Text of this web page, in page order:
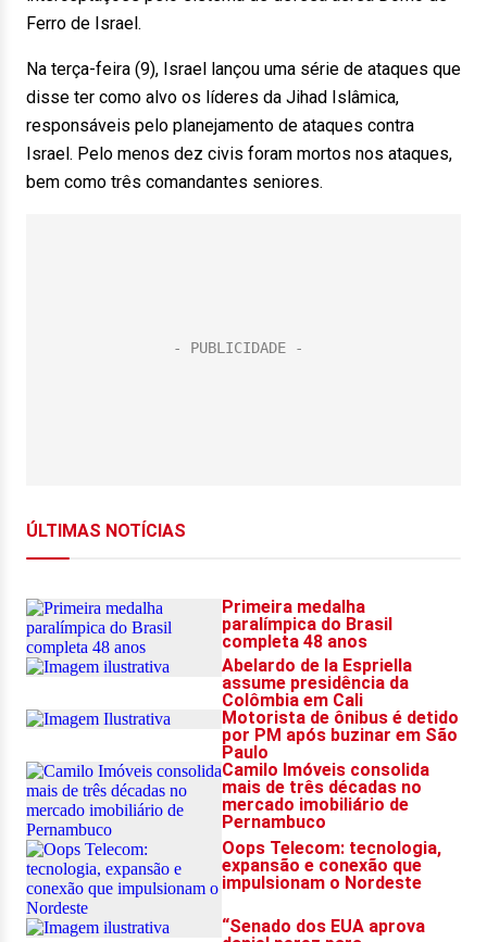
Ferro de Israel.
Na terça-feira (9), Israel lançou uma série de ataques que
disse ter como alvo os líderes da Jihad Islâmica,
responsáveis pelo planejamento de ataques contra
Israel. Pelo menos dez civis foram mortos nos ataques,
bem como três comandantes seniores.